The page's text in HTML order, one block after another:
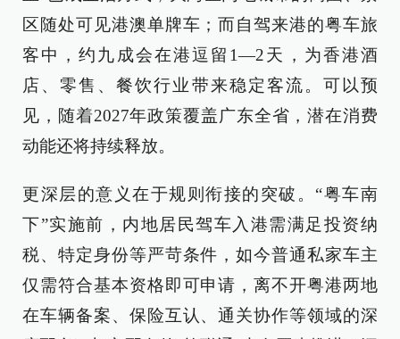
区随处可见港澳单牌车；而自驾来港的粤车旅
客中，约九成会在港逗留1—2天，为香港酒
店、零售、餐饮行业带来稳定客流。可以预
见，随着2027年政策覆盖广东全省，潜在消费
动能还将持续释放。
更深层的意义在于规则衔接的突破。“粤车南
下”实施前，内地居民驾车入港需满足投资纳
税、特定身份等严苛条件，如今普通私家车主
仅需符合基本资格即可申请，离不开粤港两地
在车辆备案、保险互认、通关协作等领域的深